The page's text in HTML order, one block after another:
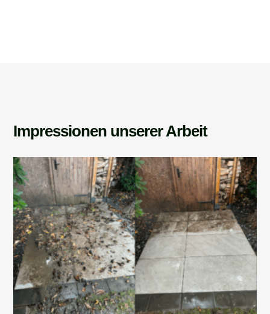
Impressionen unserer Arbeit